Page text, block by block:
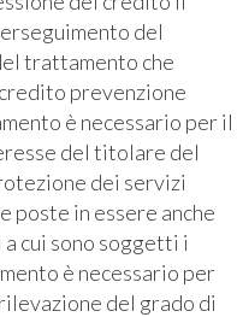
del
trattamento che
prevenzione
è necessario per il
del titolare del
dei servizi
poste in essere anche
cui sono soggetti i
è necessario per
del grado di